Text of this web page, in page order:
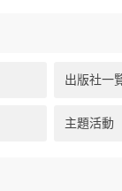
出版社一
主題活動